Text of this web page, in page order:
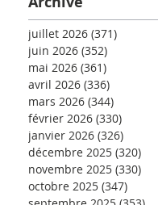
juillet 2026 (371)
juin 2026 (352)
mai 2026 (361)
avril 2026 (336)
mars 2026 (344)
février 2026 (330)
janvier 2026 (326)
décembre 2025 (320)
novembre 2025 (330)
octobre 2025 (347)